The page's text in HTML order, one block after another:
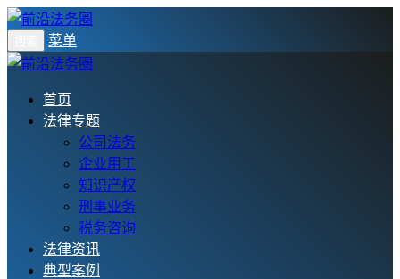
菜单
首页
法律专题
公司法务
企业用工
知识产权
刑事业务
税务咨询
法律资讯
典型案例